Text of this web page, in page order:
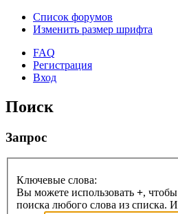
Список форумов
Изменить размер шрифта
FAQ
Регистрация
Вход
Поиск
Запрос
Ключевые слова:
Вы можете использовать +,
поиска любого слова из списка.